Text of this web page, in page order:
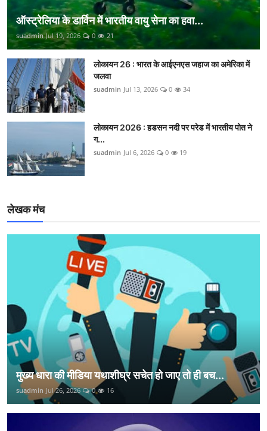
ऑस्ट्रेलिया के डार्विन में भारतीय वायु सेना का हवा...
suadmin Jul 19, 2026 0 21
लोकायन 26 : भारत के आईएनएस जहाज का अमेरिका में
जलवा
suadmin Jul 13, 2026 0 34
लोकायन 2026 : हडसन नदी पर परेड में भारतीय पोत ने
ग...
suadmin Jul 6, 2026 0 19
लेखक मंच
मुख्य धारा की मीडिया यथाशीघ्र सचेत हो जाए तो ही बच...
suadmin Jul 26, 2026 0 16